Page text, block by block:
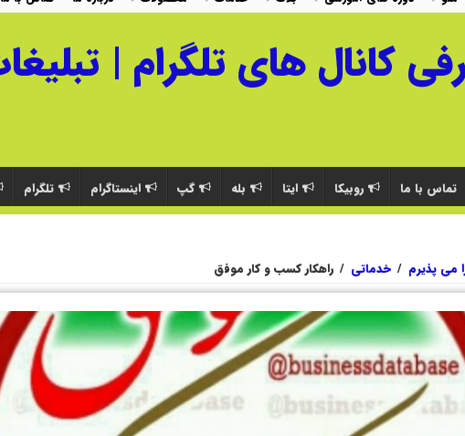
تماس با ما روبیکا ایتا بله گپ اینستاگرام تلگرام
می پذیرم / خدماتی / راهکار کسب و کار موفق